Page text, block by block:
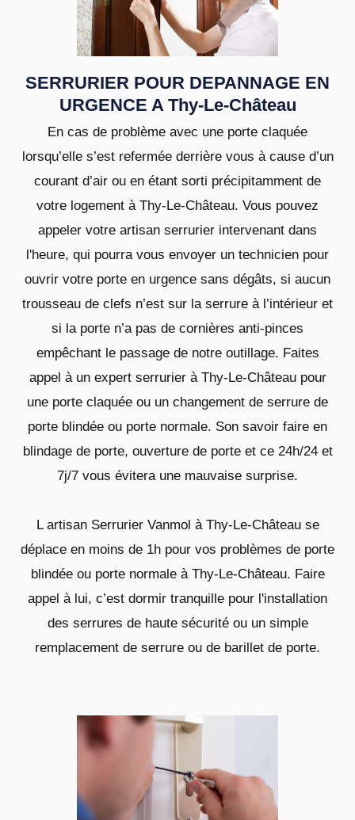
SERRURIER POUR DEPANNAGE EN
URGENCE A Thy-Le-Château
En cas de problème avec une porte claquée
lorsqu’elle s’est refermée derrière vous à cause d’un
courant d’air ou en étant sorti précipitamment de
votre logement à Thy-Le-Château. Vous pouvez
appeler votre artisan serrurier intervenant dans
l'heure, qui pourra vous envoyer un technicien pour
ouvrir votre porte en urgence sans dégâts, si aucun
trousseau de clefs n’est sur la serrure à l’intérieur et
si la porte n’a pas de cornières anti-pinces
empêchant le passage de notre outillage. Faites
appel à un expert serrurier à Thy-Le-Château pour
une porte claquée ou un changement de serrure de
porte blindée ou porte normale. Son savoir faire en
blindage de porte, ouverture de porte et ce 24h/24 et
7j/7 vous évitera une mauvaise surprise.
L artisan Serrurier Vanmol à Thy-Le-Château se
déplace en moins de 1h pour vos problèmes de porte
blindée ou porte normale à Thy-Le-Château. Faire
appel à lui, c’est dormir tranquille pour l'installation
des serrures de haute sécurité ou un simple
remplacement de serrure ou de barillet de porte.